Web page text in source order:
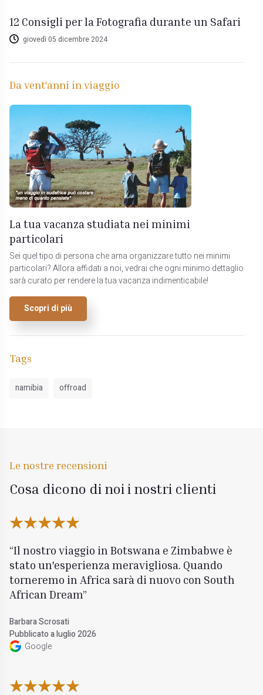
12 Consigli per la Fotografia durante un Safari
giovedì 05 dicembre 2024
Da vent'anni in viaggio
La tua vacanza studiata nei minimi
particolari
Sei quel tipo di persona che ama organizzare tutto nei minimi
particolari? Allora affidati a noi, vedrai che ogni minimo dettaglio
sarà curato per rendere la tua vacanza indimenticabile!
Scopri di più
Tags
namibia offroad
Le nostre recensioni
Cosa dicono di noi i nostri clienti
Il nostro viaggio in Botswana e Zimbabwe è
stato un'esperienza meravigliosa. Quando
torneremo in Africa sarà di nuovo con South
African Dream
Barbara Scrosati
Pubblicato a luglio 2026
Google